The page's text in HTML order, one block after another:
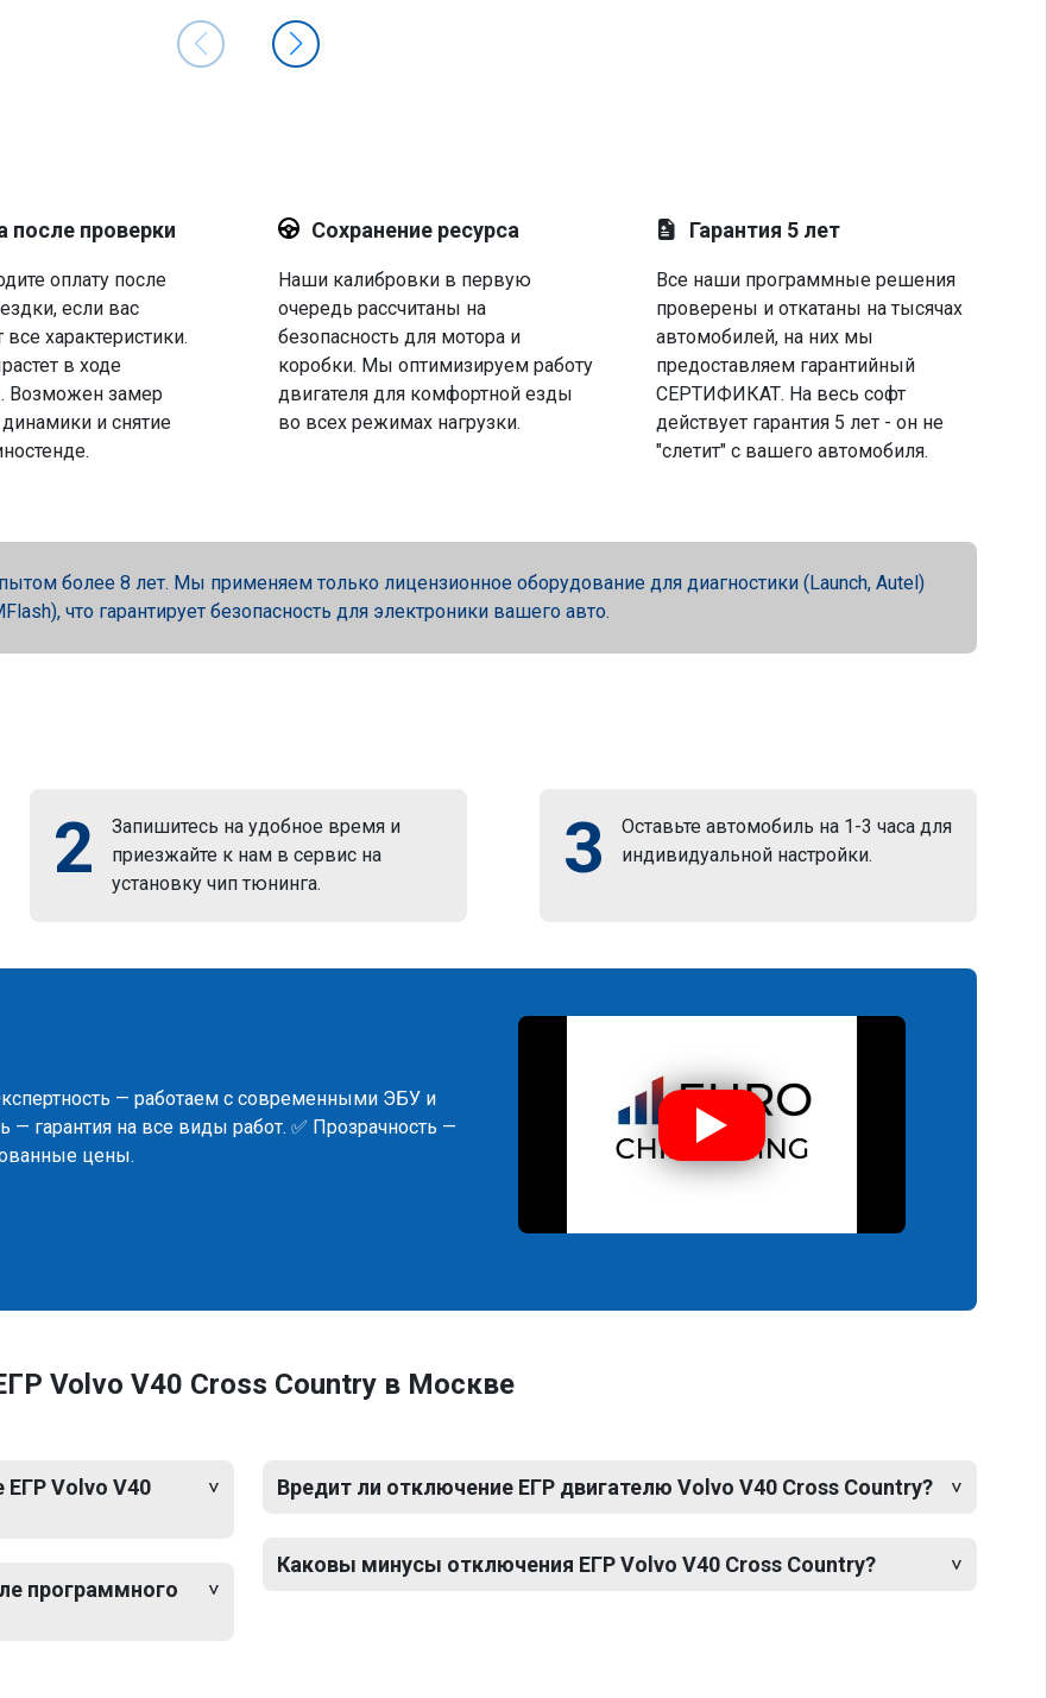
после проверки
оплату после
если вас
характеристики.
в ходе
Возможен замер
и снятие
Сохранение ресурса
Наши калибровки в первую
очередь рассчитаны на
безопасность для мотора и
коробки. Мы оптимизируем работу
двигателя для комфортной езды
во всех режимах нагрузки.
Гарантия 5 лет
Все наши программные решения
проверены и откатаны на тысячах
автомобилей, на них мы
предоставляем гарантийный
СЕРТИФИКАТ. На весь софт
действует гарантия 5 лет - он не
"слетит" с вашего автомобиля.
более 8 лет. Мы применяем только лицензионное оборудование для диагностики (Launch, Autel)
что гарантирует безопасность для электроники вашего авто.
2
Запишитесь на удобное время и
приезжайте к нам в сервис на
установку чип тюнинга.
3
Оставьте автомобиль на 1-3 часа для
индивидуальной настройки.
— работаем с современными ЭБУ и
гарантия на все виды работ. ✅ Прозрачность —
цены.
Volvo V40 Cross Country в Москве
Volvo V40
программного
Вредит ли отключение ЕГР двигателю Volvo V40 Cross Country?
Каковы минусы отключения ЕГР Volvo V40 Cross Country?